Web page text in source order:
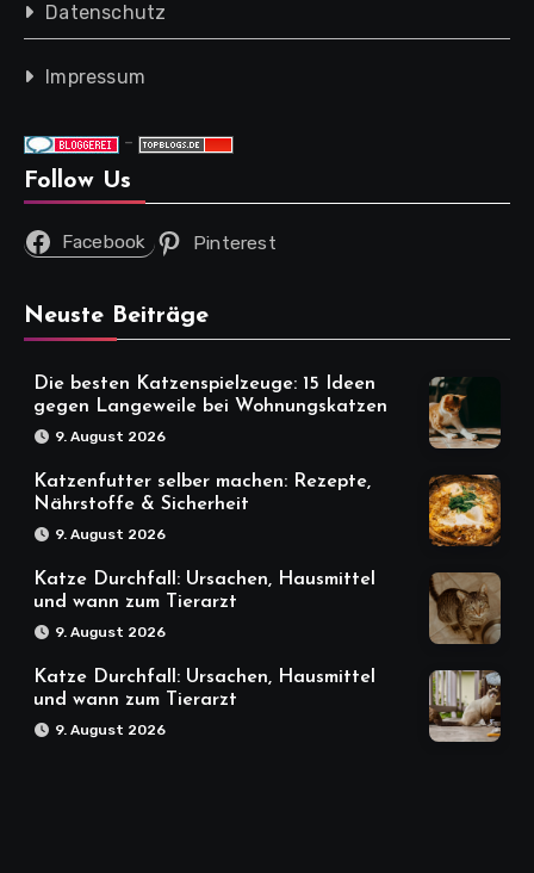
Datenschutz
Impressum
-
Follow Us
Facebook Pinterest
Neuste Beiträge
Die besten Katzenspielzeuge: 15 Ideen
gegen Langeweile bei Wohnungskatzen
9. August 2026
Katzenfutter selber machen: Rezepte,
Nährstoffe & Sicherheit
9. August 2026
Katze Durchfall: Ursachen, Hausmittel
und wann zum Tierarzt
9. August 2026
Katze Durchfall: Ursachen, Hausmittel
und wann zum Tierarzt
9. August 2026